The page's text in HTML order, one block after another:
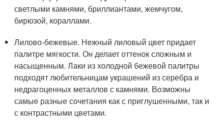
светлыми камнями, бриллиантами, жемчугом,
бирюзой, кораллами.
Лилово-бежевые. Нежный лиловый цвет придает
палитре мягкости. Он делает оттенок сложным и
насыщенным. Лаки из холодной бежевой палитры
подходят любительницам украшений из серебра и
недрагоценных металлов с камнями. Возможны
самые разные сочетания как с приглушенными, так и
с контрастными цветами.